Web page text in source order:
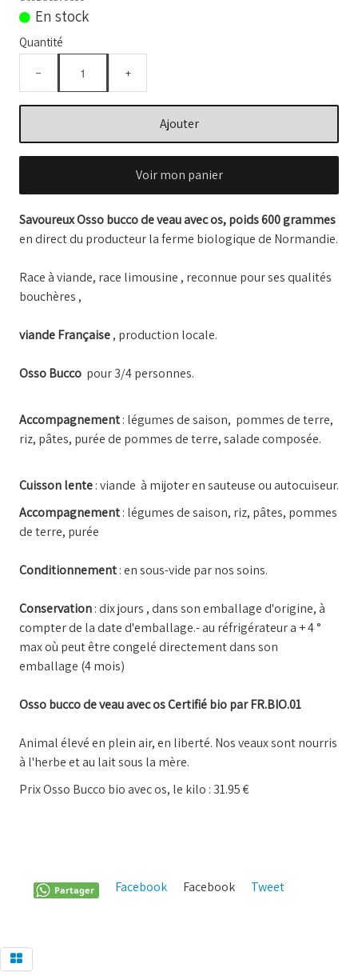
NOTRE FERME
Conseils temps de cuisson
Marché frais Livré à la maison
En stock
Quantité
− +
Ajouter
Voir mon panier
Savoureux Osso bucco de veau avec os, poids 600 grammes
en direct du producteur la ferme biologique de Normandie.
Race à viande, race limousine , reconnue pour ses qualités
bouchères ,
viande Française, production locale.
Osso Bucco pour 3/4 personnes.
Accompagnement: légumes de saison, pommes de terre,
riz, pâtes, purée de pommes de terre, salade composée.
Cuisson lente: viande à mijoter en sauteuse ou autocuiseur.
Accompagnement: légumes de saison, riz, pâtes, pommes
de terre, purée
Conditionnement: en sous-vide par nos soins.
Conservation: dix jours , dans son emballage d'origine, à
compter de la date d'emballage.- au réfrigérateur a + 4 °
max où peut être congelé directement dans son
emballage (4 mois)
Osso bucco de veau avec os Certifié bio par FR.BIO.01
Animal élevé en plein air, en liberté. Nos veaux sont nourris
à l'herbe et au lait sous la mère.
Prix Osso Bucco bio avec os, le kilo : 31.95 €
Tweet
Facebook
Facebook
Partager